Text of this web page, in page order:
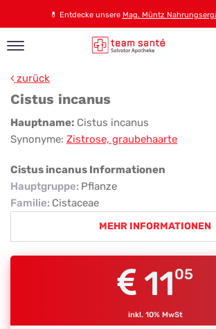
💊 Entdecke unsere Mag. Müntz
zurück
Cistus incanus
Cistus
incanus
Hauptname: Cistus incanus
Synonyme: Zistrose, graubehaarte
Cistus incanus Informationen
Hauptgruppe: Pflanze
Familie: Cistaceae
MEHR INFORMATIONEN
1105
inkl. 10% MwSt